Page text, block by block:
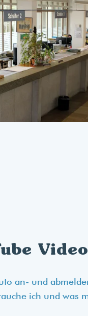
an- und
ich und was